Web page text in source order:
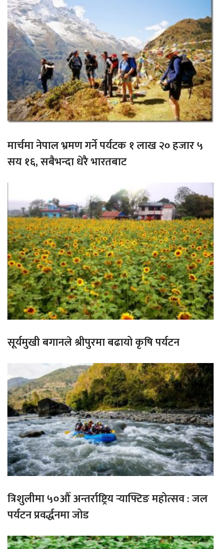
मार्चमा नेपाल भ्रमण गर्ने पर्यटक १ लाख २० हजार ५
सय १६, सबैभन्दा धेरै भारतबाट
सूर्यमुखी बगानले श्रीपुरमा बढायो कृषि पर्यटन
त्रिशुलीमा ५०औँ अन्तर्राष्ट्रिय र्‍याफ्टिङ महोत्सव : जल
पर्यटन प्रवर्द्धनमा जोड